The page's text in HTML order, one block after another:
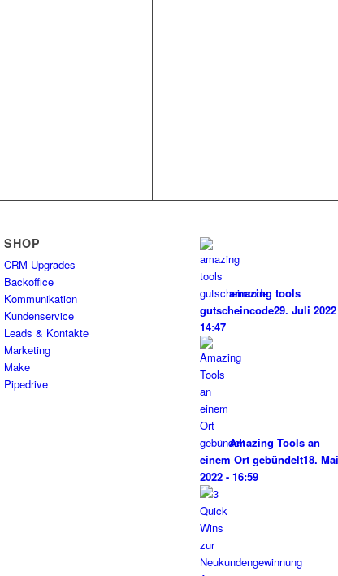
SHOP
CRM Upgrades
Backoffice
Kommunikation
Kundenservice
Leads & Kontakte
Marketing
Make
Pipedrive
amazing tools
gutscheincode29. Juli
14:47
Amazing Tools an
einem Ort gebündelt18. Mai
2022 - 16:59